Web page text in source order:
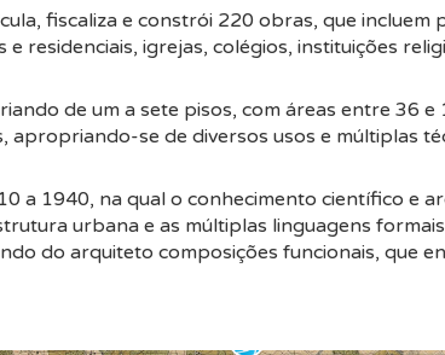
fiscaliza e constrói 220 obras, que incluem
residenciais, igrejas, colégios, instituições
de um a sete pisos, com áreas entre 36 e
apropriando-se de diversos usos e múltiplas
a 1940, na qual o conhecimento científico e
urbana e as múltiplas linguagens
do arquiteto composições funcionais, que